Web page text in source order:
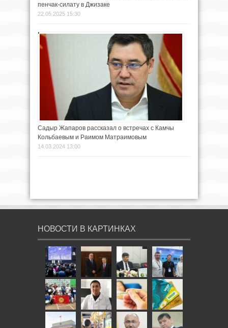
пенчак-силату в Джизаке
22.05.2025 15:30
Садыр Жапаров рассказал о встречах с Камчы
Кольбаевым и Раимом Матраимовым
14.03.2024 13:00
НОВОСТИ В КАРТИНКАХ